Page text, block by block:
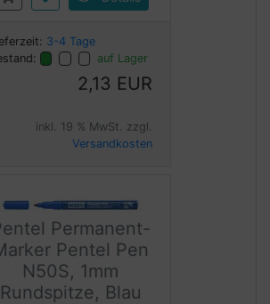
3-4 Tage
auf Lager
2,13 EUR
inkl. 19 % MwSt. zzgl.
Versandkosten
Permanent-
Pentel Pen
N50S, 1mm
Rundspitze, Blau